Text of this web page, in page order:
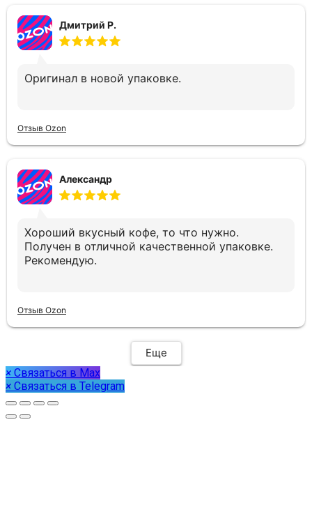
Дмитрий Р.
Оригинал в новой упаковке.
Отзыв Ozon
Александр
Хороший вкусный кофе, то что нужно.
Получен в отличной качественной упаковке.
Рекомендую.
Отзыв Ozon
Еще
× Связаться в Max
× Связаться в Telegram